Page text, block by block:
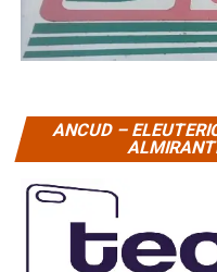
ANCUD –